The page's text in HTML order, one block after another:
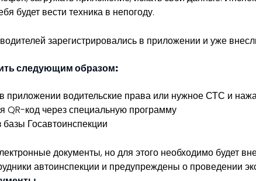
будет вести техника в непогоду.
зарегистрировались в приложении и уже
следующим образом:
приложении водительские права или нужное СТС и
код через специальную программу
Госавтоинспекции
документы, но для этого необходимо будет
автоинспекции и предупреждены о проведении